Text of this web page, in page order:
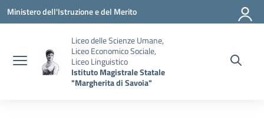
Vai ai contenuti
Vai al menu di navigazione
Vai al footer
Ministero dell'Istruzione e del Merito
Liceo delle Scienze Umane,
Liceo Economico Sociale,
Liceo Linguistico
Istituto Magistrale Statale
"Margherita di Savoia"